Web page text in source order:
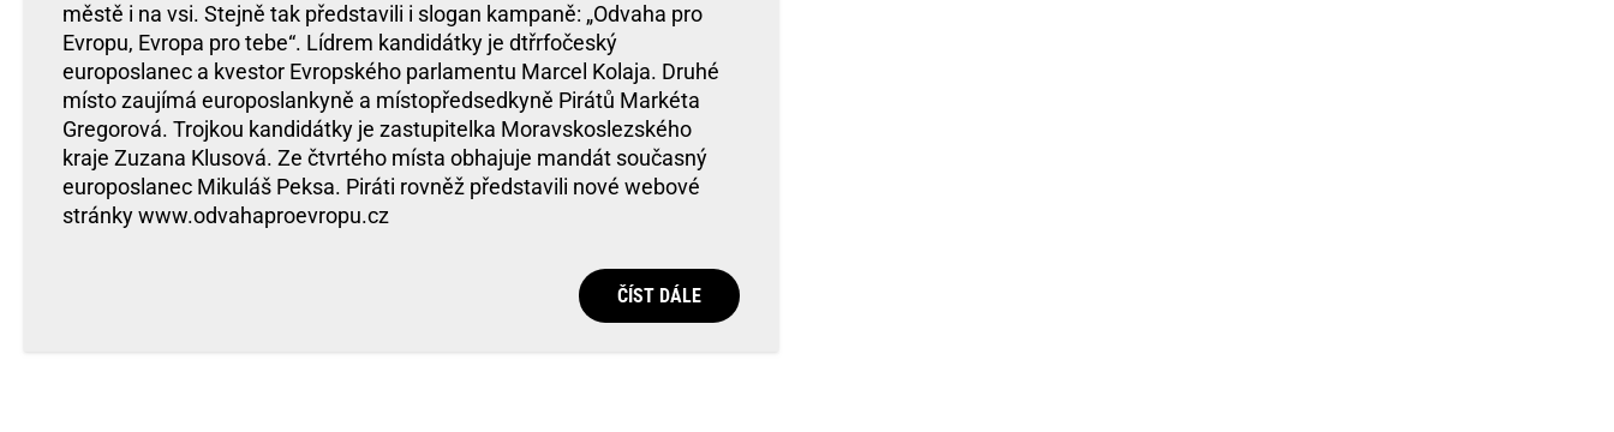
městě i na vsi. Stejně tak představili i slogan kampaně: „Odvaha pro
Evropu, Evropa pro tebe“. Lídrem kandidátky je dtřrfočeský
europoslanec a kvestor Evropského parlamentu Marcel Kolaja. Druhé
místo zaujímá europoslankyně a místopředsedkyně Pirátů Markéta
Gregorová. Trojkou kandidátky je zastupitelka Moravskoslezského
kraje Zuzana Klusová. Ze čtvrtého místa obhajuje mandát současný
europoslanec Mikuláš Peksa. Piráti rovněž představili nové webové
stránky www.odvahaproevropu.cz
ČÍST DÁLE